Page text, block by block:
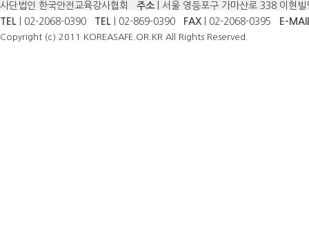
사단법인 한국안전교육강사협회 주소 | 서울 영등포구 가마산로 338 이현
TEL | 02-2068-0390 TEL | 02-869-0390 FAX | 02-2068-0395 E-
Copyright (c) 2011 KOREASAFE.OR.KR All Rights Reserved.